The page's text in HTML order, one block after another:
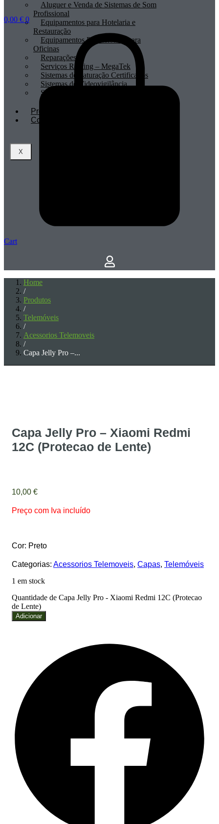
Aluguer e Venda de Sistemas de Som
Profissional
Equipamentos para Hotelaria e
Restauração
Equipamentos Profissionais para
Oficinas
Reparações
Serviços Renting – MegaTek
Sistemas de Faturação Certificados
Sistemas de Videovigilância
Sistemas POS
Profissionais
Contactos
X
0,00 € 0
Cart
Home
/
Produtos
/
Telemóveis
/
Acessorios Telemoveis
/
Capa Jelly Pro –...
Capa Jelly Pro – Xiaomi Redmi
12C (Protecao de Lente)
10,00 €
Preço com Iva incluído
Cor: Preto
Categorias: Acessorios Telemoveis, Capas, Telemóveis
1 em stock
Quantidade de Capa Jelly Pro - Xiaomi Redmi 12C (Protecao
de Lente)
Adicionar